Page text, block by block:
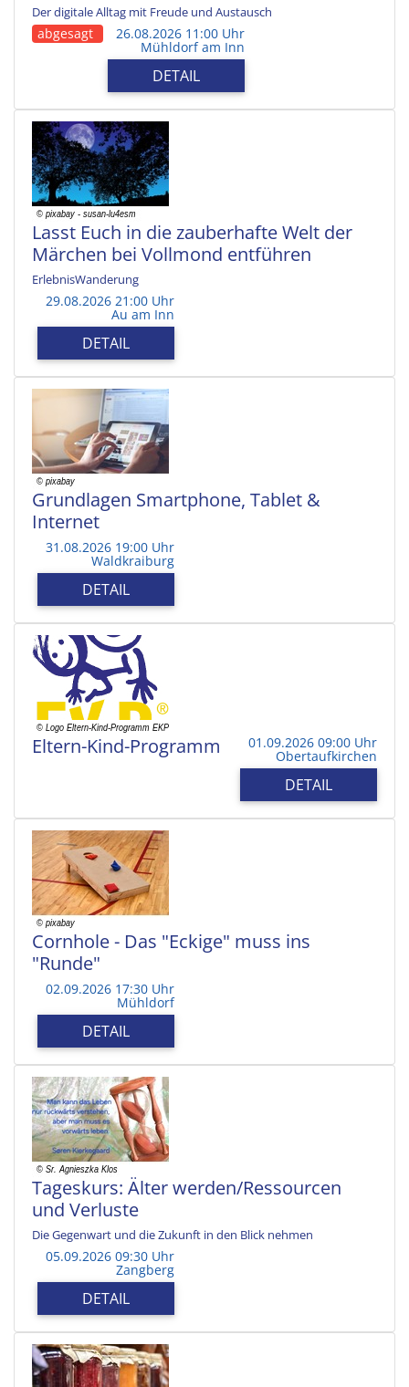
Der digitale Alltag mit Freude und Austausch
abgesagt 26.08.2026 11:00 Uhr
Mühldorf am Inn
DETAIL
Lasst Euch in die zauberhafte Welt der
Märchen bei Vollmond entführen
ErlebnisWanderung
29.08.2026 21:00 Uhr
Au am Inn
DETAIL
Grundlagen Smartphone, Tablet &
Internet
31.08.2026 19:00 Uhr
Waldkraiburg
DETAIL
Eltern-Kind-Programm 01.09.2026 09:00 Uhr
Obertaufkirchen
DETAIL
Cornhole - Das "Eckige" muss ins
"Runde"
02.09.2026 17:30 Uhr
Mühldorf
DETAIL
Tageskurs: Älter werden/Ressourcen
und Verluste
Die Gegenwart und die Zukunft in den Blick nehmen
05.09.2026 09:30 Uhr
Zangberg
DETAIL